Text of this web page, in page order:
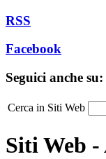
RSS
Facebook
Seguici anche su:
Cerca in Siti Web
Siti Web